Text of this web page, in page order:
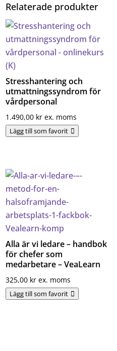
Relaterade produkter
Stresshantering och
utmattningssyndrom för
vårdpersonal
1.490,00 kr ex. moms
Lägg till som favorit
Alla är vi ledare – handbok
för chefer som
medarbetare – VeaLearn
325,00 kr ex. moms
Lägg till som favorit